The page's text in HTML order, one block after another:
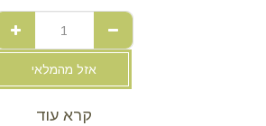
אזל מהמלאי
קרא עוד